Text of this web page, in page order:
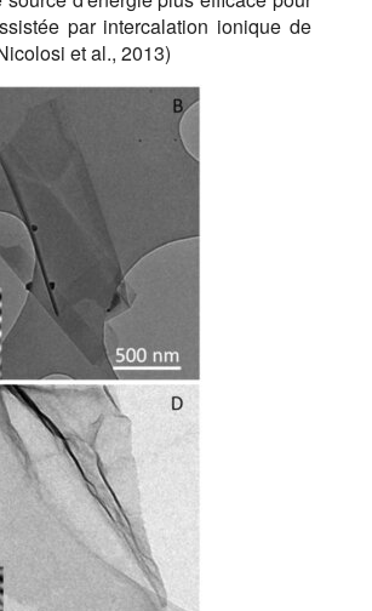
par intercalation ionique de
et al., 2013)